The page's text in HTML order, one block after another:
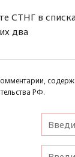
СТНГ в
два
РФ.